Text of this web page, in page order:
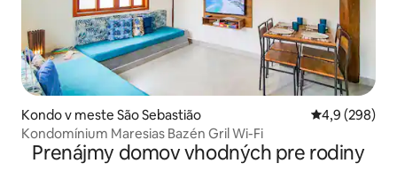
Kondo v meste São Sebastião Priemerné
4,9 (298)
Kondomínium Maresias Bazén Gril Wi-Fi
Prenájmy domov vhodných pre rodiny